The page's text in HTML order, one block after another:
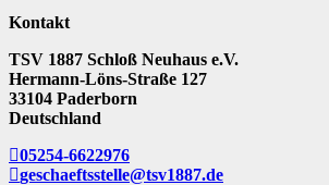
Kontakt
TSV 1887 Schloß Neuhaus e.V.
Hermann-Löns-Straße 127
33104 Paderborn
Deutschland
05254-6622976
geschaeftsstelle@tsv1887.de